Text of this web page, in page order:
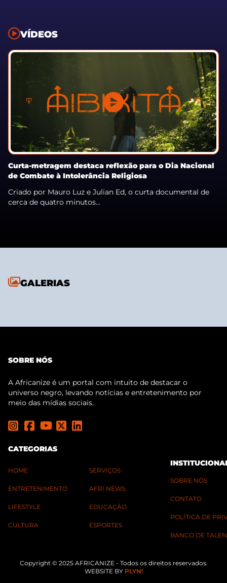
VÍDEOS
Curta-metragem destaca reflexão para o Dia Nacional
de Combate à Intolerância Religiosa
Criado por Mauro Luz e Julian Ed, o curta documental de
cerca de quatro minutos...
GALERIAS
SOBRE NÓS
A Africanize é um portal com intuito de destacar o
universo negro, levando notícias e entretenimento por
meio das mídias sociais.
CATEGORIAS
HOME
ENTRETENIMENTO
LIFESTYLE
CULTURA
SERVIÇOS
AFRI NEWS
EDUCAÇÃO
ESPORTES
SOBRE NÓS
CONTATO
POLÍTICA DE
BANCO DE
Copyright © 2025 AFRICANIZE - Todos os direitos reservados.
WEBSITE BY PLYN!